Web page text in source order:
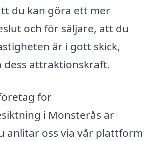
du kan göra ett mer
och för säljare, att du
är i gott skick,
dess attraktionskraft.
för
i Mönsterås är
anlitar oss via vår plattform